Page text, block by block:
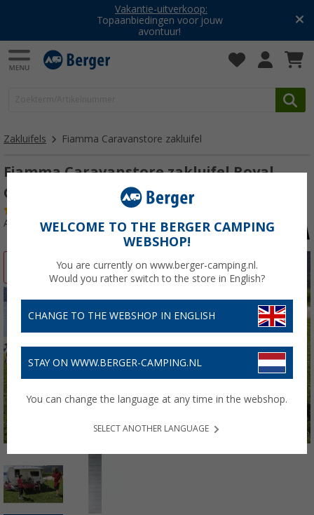
Vakantie-uitverkoop:
Topaanbiedingen voor jouw
avontuur!
Zakluifels Fiamma Caravanstore zakluifel
Fiamma Caravanstore zakluifel Royal
Grey 190cm
Artikelnr: 534297WELCOME TO THE BERGER CAMPING
WEBSHOP!
You are currently on www.berger-camping.nl.
Would you rather switch to the store in English?
CHANGE TO THE WEBSHOP IN ENGLISH
STAY ON WWW.BERGER-CAMPING.NL
You can change the language at any time in the webshop.
SELECT ANOTHER LANGUAGE